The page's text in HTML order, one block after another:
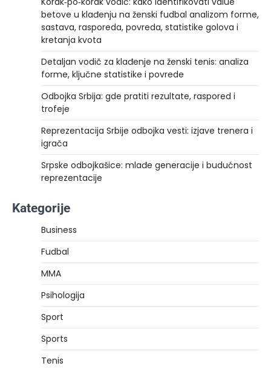
betove u klađenju na ženski fudbal analizom forme,
sastava, rasporeda, povreda, statistike golova i
kretanja kvota
Detaljan vodič za klađenje na ženski tenis: analiza
forme, ključne statistike i povrede
Odbojka Srbija: gde pratiti rezultate, raspored i
trofeje
Reprezentacija Srbije odbojka vesti: izjave trenera i
igrača
Srpske odbojkašice: mlađe generacije i budućnost
reprezentacije
Kategorije
Business
Fudbal
MMA
Psihologija
Sport
Sports
Tenis